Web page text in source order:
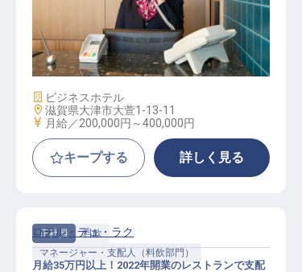
フロントスタッフ│全国70施設以上
／研修充実／週休2日／残業月10h
施設業態
ビジネスホテル
勤務地
滋賀県大津市大萱1-13-11
給与
月給／200,000円～400,000円
キープする 詳しく見る
正社員
料飲
マネージャー・支配人（料飲部門）
ロテル・デュ・ラク
月給35万円以上！2022年開業のレストランで支配